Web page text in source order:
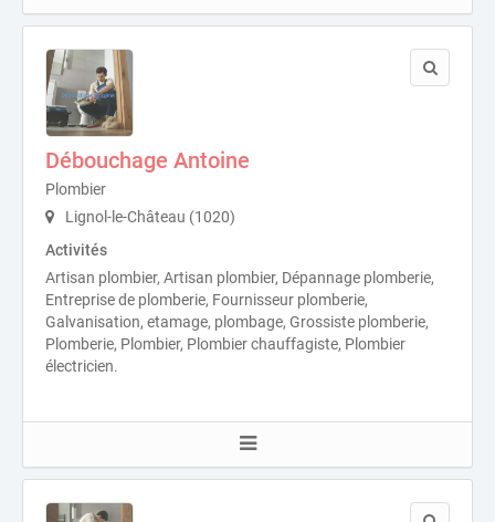
Débouchage Antoine
Plombier
Lignol-le-Château (1020)
Activités
Artisan plombier, Artisan plombier, Dépannage plomberie,
Entreprise de plomberie, Fournisseur plomberie,
Galvanisation, etamage, plombage, Grossiste plomberie,
Plomberie, Plombier, Plombier chauffagiste, Plombier
électricien.